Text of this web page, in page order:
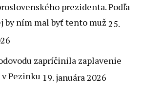
prezidenta. Podľa
by ním mal byť tento muž 25.
zapríčinila zaplavenie
Pezinku 19. januára 2026